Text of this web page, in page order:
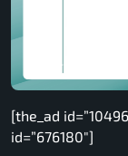
[the_ad
id=”676180″]